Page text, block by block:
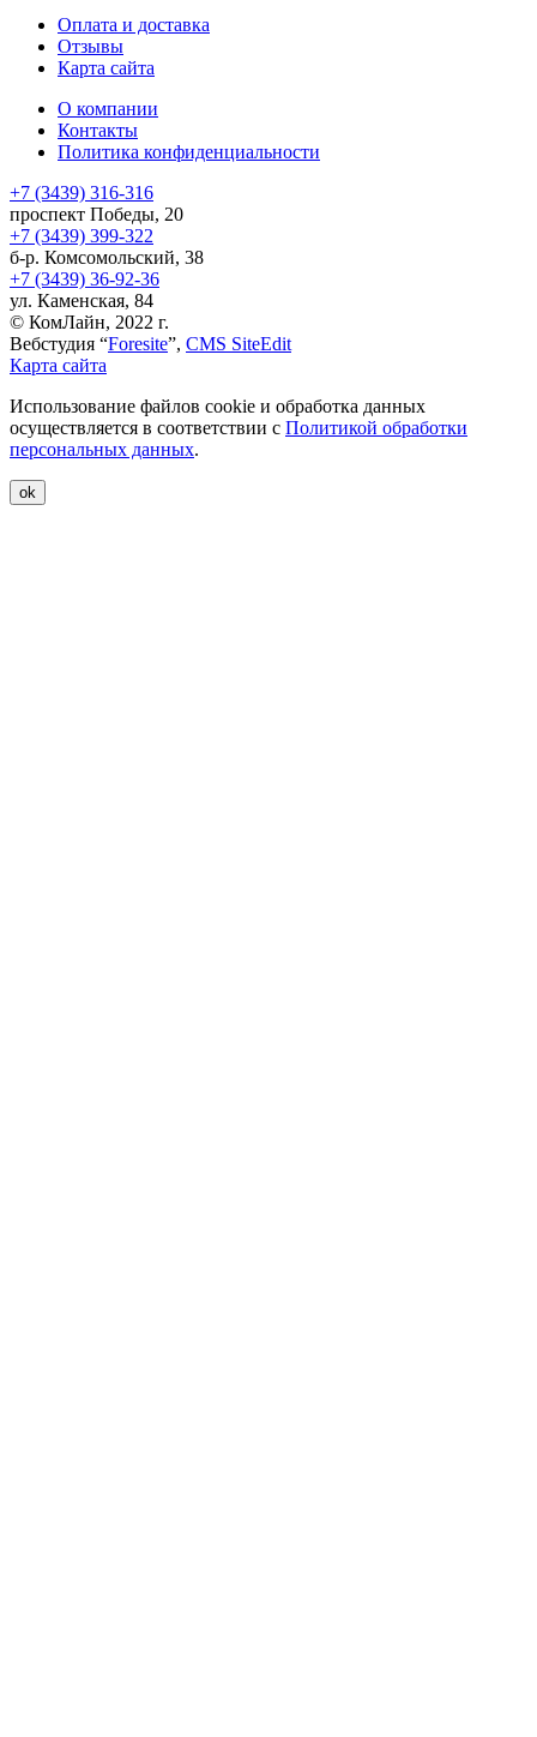
Оплата и доставка
Отзывы
Карта сайта
О компании
Контакты
Политика конфиденциальности
+7 (3439) 316-316
проспект Победы, 20
+7 (3439) 399-322
б-р. Комсомольский, 38
+7 (3439) 36-92-36
ул. Каменская, 84
© КомЛайн, 2022 г.
Вебстудия “Foresite”, CMS SiteEdit
Карта сайта
Использование файлов cookie и обработка данных
осуществляется в соответствии с Политикой обработки
персональных данных.
ok